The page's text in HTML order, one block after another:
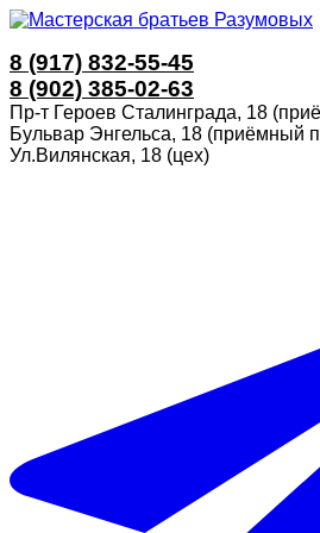
8 (917) 832-55-45
8 (902) 385-02-63
Пр-т Героев Сталинграда, 18
Бульвар Энгельса, 18 (приёмный
Ул.Вилянская, 18 (цех)